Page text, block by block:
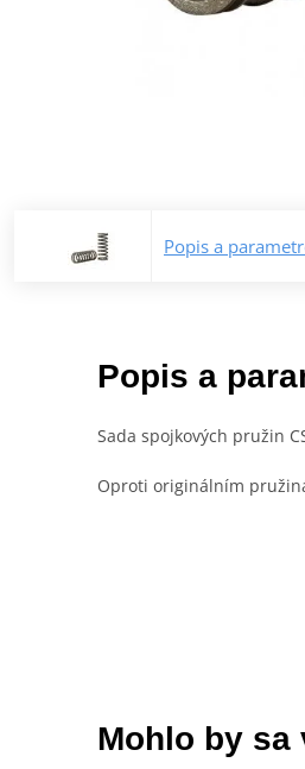
Popis a
Popis a
Sada spojkových pružin
Oproti originálním
Mohlo by